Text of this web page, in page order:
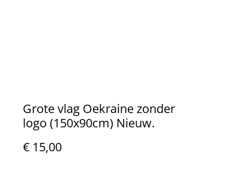
Grote vlag Oekraine zonder
logo (150x90cm) Nieuw.
€ 15,00